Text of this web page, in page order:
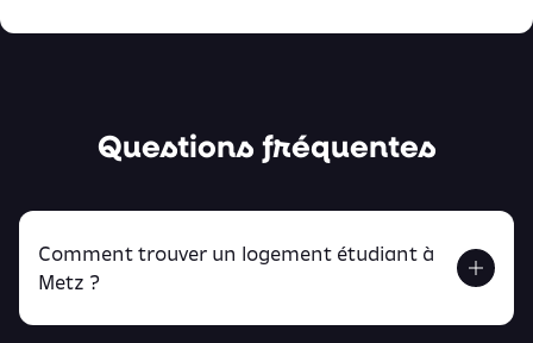
Questions fréquentes
Comment trouver un logement étudiant à
Metz ?